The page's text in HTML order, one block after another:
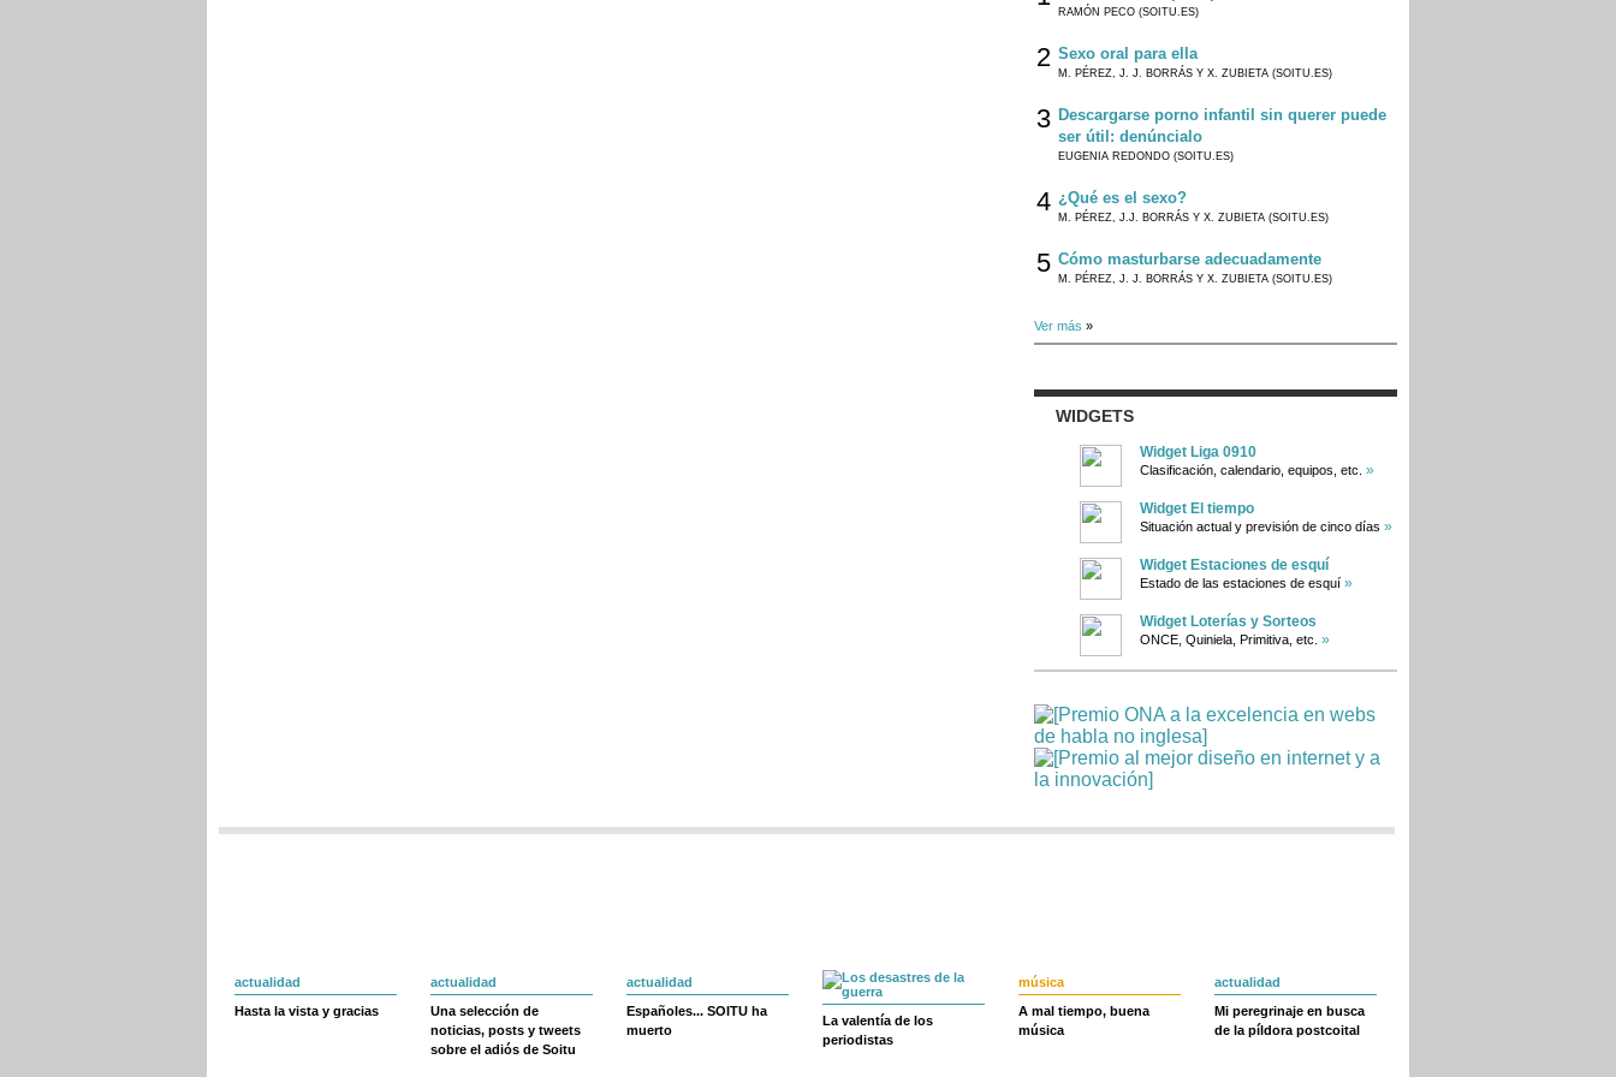
RAMÓN PECO (SOITU.ES)
2 Sexo oral para ella
M. PÉREZ, J. J. BORRÁS Y X. ZUBIETA (SOITU.ES)
3 Descargarse porno infantil sin querer puede
ser útil: denúncialo
EUGENIA REDONDO (SOITU.ES)
4 ¿Qué es el sexo?
M. PÉREZ, J.J. BORRÁS Y X. ZUBIETA (SOITU.ES)
5 Cómo masturbarse adecuadamente
M. PÉREZ, J. J. BORRÁS Y X. ZUBIETA (SOITU.ES)
Ver más »
WIDGETS
Widget Liga 0910
Clasificación, calendario, equipos, etc. »
Widget El tiempo
Situación actual y previsión de cinco días »
Widget Estaciones de esquí
Estado de las estaciones de esquí »
Widget Loterías y Sorteos
ONCE, Quiniela, Primitiva, etc. »
actualidad
Hasta la vista y gracias
actualidad
Una selección de
noticias, posts y tweets
sobre el adiós de Soitu
actualidad
Españoles... SOITU ha
muerto
La valentía de los
periodistas
música
A mal tiempo, buena
música
actualidad
Mi peregrinaje en busca
de la píldora postcoital